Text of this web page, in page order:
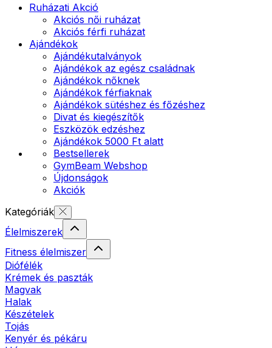
Ruházati Akció
Akciós női ruházat
Akciós férfi ruházat
Ajándékok
Ajándékutalványok
Ajándékok az egész családnak
Ajándékok nőknek
Ajándékok férfiaknak
Ajándékok sütéshez és főzéshez
Divat és kiegészítők
Eszközök edzéshez
Ajándékok 5000 Ft alatt
Bestsellerek
GymBeam Webshop
Újdonságok
Akciók
Kategóriák
Élelmiszerek
Fitness élelmiszer
Diófélék
Krémek és paszták
Magvak
Halak
Készételek
Tojás
Kenyér és pékáru